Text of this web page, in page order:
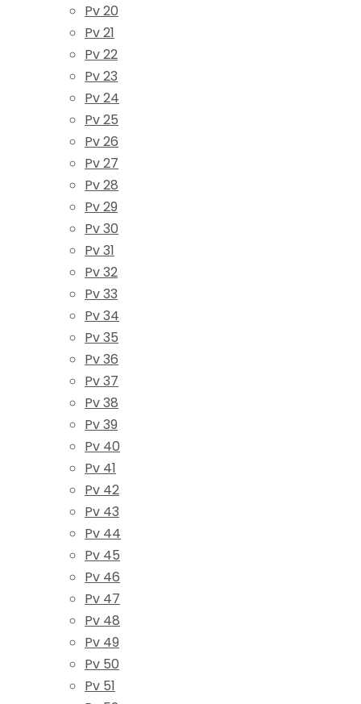
Pv 20
Pv 21
Pv 22
Pv 23
Pv 24
Pv 25
Pv 26
Pv 27
Pv 28
Pv 29
Pv 30
Pv 31
Pv 32
Pv 33
Pv 34
Pv 35
Pv 36
Pv 37
Pv 38
Pv 39
Pv 40
Pv 41
Pv 42
Pv 43
Pv 44
Pv 45
Pv 46
Pv 47
Pv 48
Pv 49
Pv 50
Pv 51